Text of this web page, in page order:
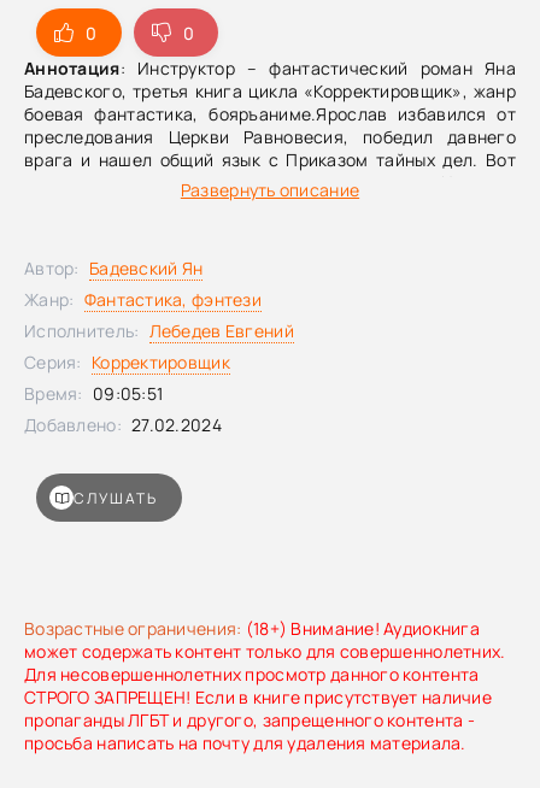
0
0
Аннотация: Инструктор – фантастический роман Яна
Бадевского, третья книга цикла «Корректировщик», жанр
боевая фантастика, бояръаниме.Ярослав избавился от
преследования Церкви Равновесия, победил давнего
врага и нашел общий язык с Приказом тайных дел. Вот
только поводов для радости он не видит. Из иных
измерений лезут жуткие твари, к нашествию которых мир
уникальным. Со всем этим предстоит разобраться.
Развернуть описание
Возрастные ограничения: (18+) Внимание! Аудиокнига
может содержать контент только для совершеннолетних.
Для несовершеннолетних просмотр данного контента
СТРОГО ЗАПРЕЩЕН! Если в книге присутствует наличие
пропаганды ЛГБТ и другого, запрещенного контента -
просьба написать на почту для удаления материала.
СЛУШАТЬ
Автор: Бадевский Ян
Жанр: Фантастика, фэнтези
Исполнитель: Лебедев Евгений
Серия: Корректировщик
Время: 09:05:51
Добавлено: 27.02.2024